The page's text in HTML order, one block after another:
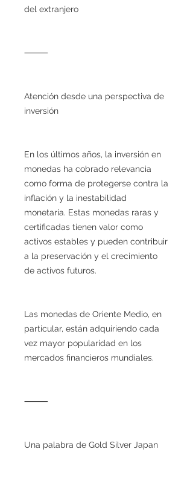
del extranjero
⸻
Atención desde una perspectiva de
inversión
En los últimos años, la inversión en
monedas ha cobrado relevancia
como forma de protegerse contra la
inflación y la inestabilidad
monetaria. Estas monedas raras y
certificadas tienen valor como
activos estables y pueden contribuir
a la preservación y el crecimiento
de activos futuros.
Las monedas de Oriente Medio, en
particular, están adquiriendo cada
vez mayor popularidad en los
mercados financieros mundiales.
⸻
Una palabra de Gold Silver Japan